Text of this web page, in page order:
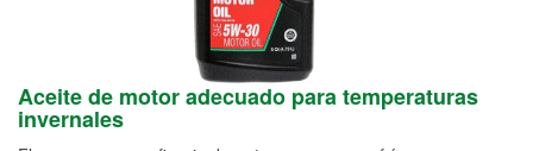
Aceite de motor adecuado para temperaturas
invernales